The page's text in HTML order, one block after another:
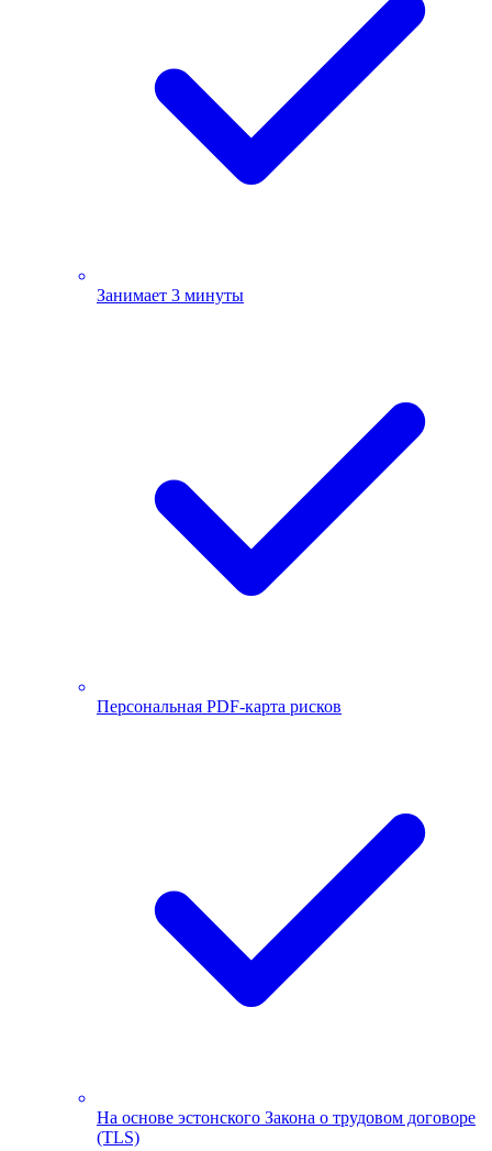
Занимает 3 минуты
Персональная PDF-карта рисков
На основе эстонского Закона о трудовом договоре
(TLS)